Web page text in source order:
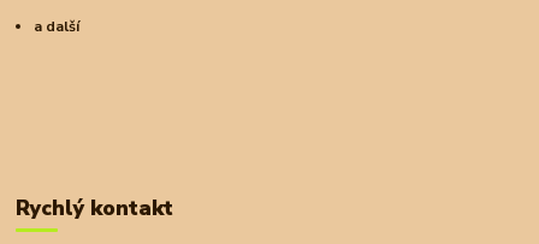
a další
Rychlý kontakt